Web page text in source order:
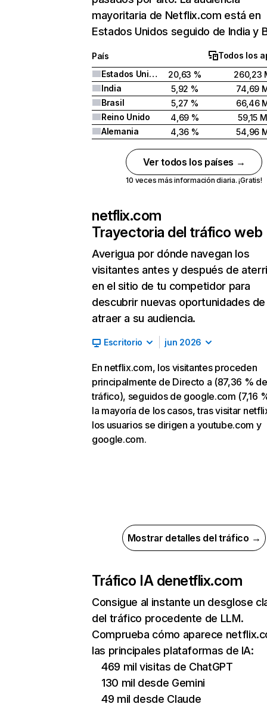
mayoritaria de Netflix.com está en
Estados Unidos seguido de India y
País
Todos los
Estados Unidos
20,63 %
260,23
India
5,92 %
74,69
Brasil
5,27 %
66,46
Reino Unido
4,69 %
59,15 M
Alemania
4,36 % 54,96
Ver todos los países →
10 veces más información diaria. ¡Gratis!
netflix.com
Trayectoria del tráfico web
Averigua por dónde navegan los
visitantes antes y después de
en el sitio de tu competidor para
descubrir nuevas oportunidades de
atraer a su audiencia.
Escritorio jun 2026
En netflix.com, los visitantes proceden
principalmente de Directo a (87,36 % de
tráfico), seguidos de google.com (7,16
la mayoría de los casos, tras visitar
los usuarios se dirigen a youtube.com y
google.com.
Mostrar detalles del tráfico →
Tráfico IA denetflix.com
Consigue al instante un desglose
del tráfico procedente de LLM.
Comprueba cómo aparece
las principales plataformas de IA:
469 mil visitas de ChatGPT
130 mil desde Gemini
49 mil desde Claude